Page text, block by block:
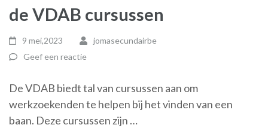
de VDAB cursussen
9 mei,2023
jomasecundairbe
Geef een reactie
De VDAB biedt tal van cursussen aan om
werkzoekenden te helpen bij het vinden van een
baan. Deze cursussen zijn …